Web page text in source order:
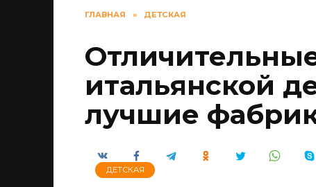
ГЛАВНАЯ » ДЕТСКАЯ
итальянской
лучшие
ДЕТСКАЯ